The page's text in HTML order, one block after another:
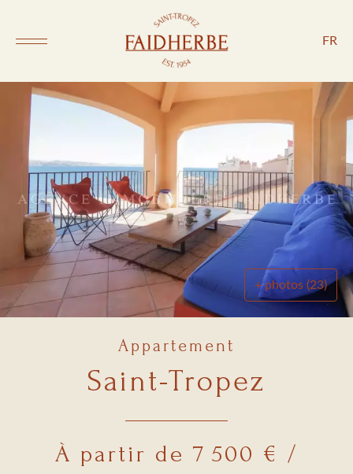
FR
+ photos (23)
Appartement
Saint-Tropez
À partir de 7 500 € /